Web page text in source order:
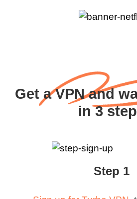
Get a VPN and
in 3
Step 1